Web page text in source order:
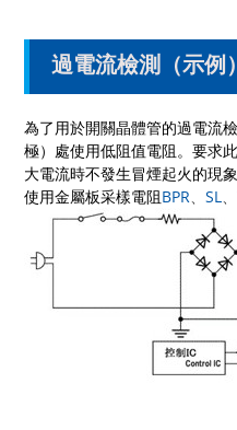
過電流檢測（示例）
為了用於開關晶體管的過電流
極）處使用低阻值電阻。要求
大電流時不發生冒煙起火的現
使用金屬板采樣電阻BPR、SL、